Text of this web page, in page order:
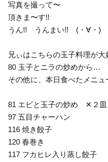
写真を撮って〜
頂きま〜す!!
うん!! うんまい!! (⁠・⁠∀⁠・⁠)
兄ぃはこちらの玉子料理が
80 玉子とニラの炒めから…
その他に、本日食べたメニ
81 エビと玉子の炒め ✕２皿
97 五目チャーハン
116 焼き餃子
120 春巻き
117 フカヒレ入り蒸し餃子